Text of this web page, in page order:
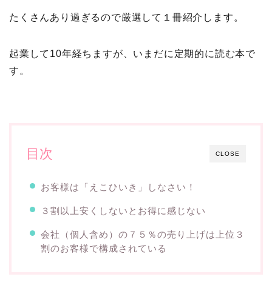
たくさんあり過ぎるので厳選して１冊紹介します。
起業して10年経ちますが、いまだに定期的に読む本で
す。
CLOSE
目次
お客様は「えこひいき」しなさい！
３割以上安くしないとお得に感じない
会社（個人含め）の７５％の売り上げは上位３
割のお客様で構成されている